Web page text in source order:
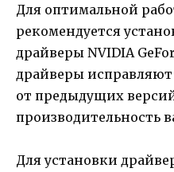
Для оптимальной
рекомендуется
драйверы NVIDIA
драйверы
от предыдущих
производительность
Для установки